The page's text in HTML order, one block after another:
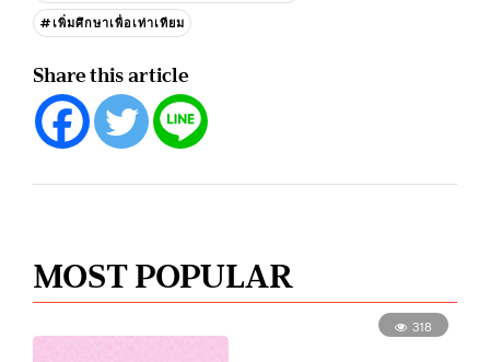
#เพิ่มศึกษาเพื่อเท่าเทียม
Share this article
MOST POPULAR
318